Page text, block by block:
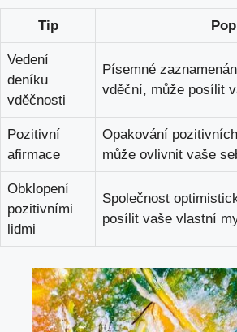
Tip
Vedení
deníku
vděčnosti
Písemné
vděční, může posílit
Pozitivní
afirmace
Opakování
může ovlivnit vaše
Obklopení
pozitivními
lidmi
Společnost
posílit vaše vlastní